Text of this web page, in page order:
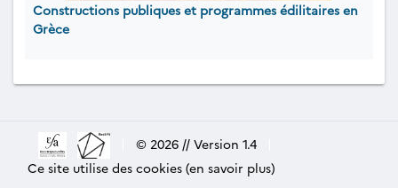
Constructions publiques et programmes édilitaires en
Grèce
© 2026 // Version 1.4
Ce site utilise des cookies (en savoir plus)